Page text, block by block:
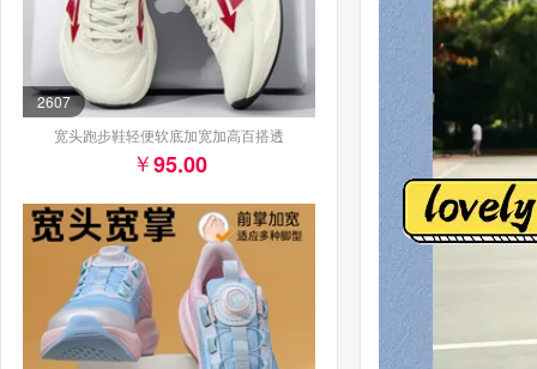
2607
宽头跑步鞋轻便软底加宽加高百搭透
95.00